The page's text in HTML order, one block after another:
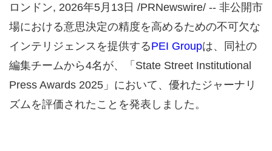
ロンドン, 2026年5月13日 /PRNewswire/ -- 非公開市
場における意思決定の精度を高めるための不可欠な
インテリジェンスを提供するPEI Groupは、同社の
編集チームから4名が、「State Street Institutional
Press Awards 2025」において、優れたジャーナリ
ズムを評価されたことを発表しました。